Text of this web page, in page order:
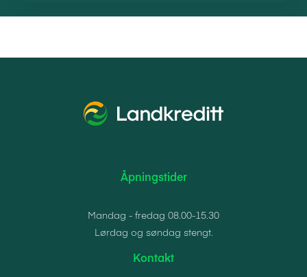
Åpningstider
Mandag - fredag 08.00-15.30
Lørdag og søndag stengt.
Kontakt